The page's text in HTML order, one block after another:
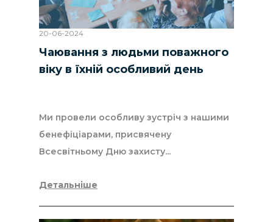
20-06-2024
Чаювання з людьми поважного
віку в їхній особливий день
Ми провели особливу зустріч з нашими
бенефіціарами, присвячену
Всесвітньому Дню захисту...
Детальніше